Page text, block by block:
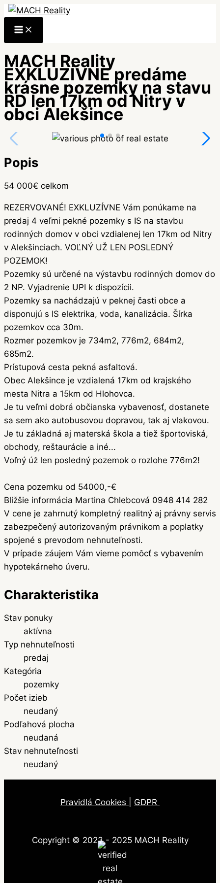
Preskočiť
na
obsah
Main
Menu
MACH Reality
EXKLUZÍVNE predáme
krásne pozemky na stavu
RD len 17km od Nitry v
obci Alekšince
Popis
54 000€ celkom
REZERVOVANÉ! EXKLUZÍVNE Vám ponúkame na
predaj 4 veľmi pekné pozemky s IS na stavbu
rodinných domov v obci vzdialenej len 17km od Nitry
v Alekšinciach. VOĽNÝ UŽ LEN POSLEDNÝ
POZEMOK!
Pozemky sú určené na výstavbu rodinných domov do
2 NP. Vyjadrenie UPI k dispozícii.
Pozemky sa nachádzajú v peknej časti obce a
disponujú s IS elektrika, voda, kanalizácia. Šírka
pozemkov cca 30m.
Rozmer pozemkov je 734m2, 776m2, 684m2,
685m2.
Prístupová cesta pekná asfaltová.
Obec Alekšince je vzdialená 17km od krajského
mesta Nitra a 15km od Hlohovca.
Je tu veľmi dobrá občianska vybavenosť, dostanete
sa sem ako autobusovou dopravou, tak aj vlakovou.
Je tu základná aj materská škola a tiež športoviská,
obchody, reštaurácie a iné...
Voľný úž len posledný pozemok o rozlohe 776m2!
Cena pozemku od 54000,-€
Bližšie informácia Martina Chlebcová 0948 414 282
V cene je zahrnutý kompletný realitný aj právny servis
zabezpečený autorizovaným právnikom a poplatky
spojené s prevodom nehnuteľnosti.
V prípade záujem Vám vieme pomôcť s vybavením
hypotekárneho úveru.
Charakteristika
Stav ponuky
aktívna
Typ nehnuteľnosti
predaj
Kategória
pozemky
Počet izieb
neudaný
Podľahová plocha
neudaná
Stav nehnuteľnosti
neudaný
Pravidlá Cookies GDPR
Copyright © 2023 - 2025 MACH Reality